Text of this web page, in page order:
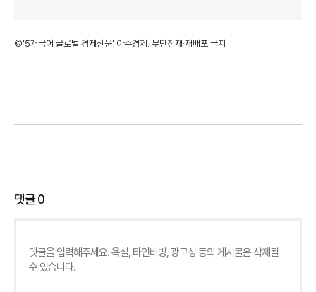
©'5개국어 글로벌 경제신문' 아주경제. 무단전재·재배포 금지
댓글0